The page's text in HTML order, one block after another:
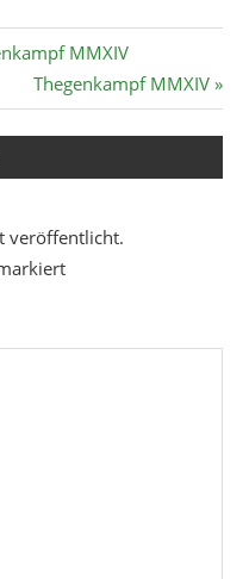
MMXIV
Nächster
Beitrag:
Thegenkampf MMXIV
veröffentlicht.